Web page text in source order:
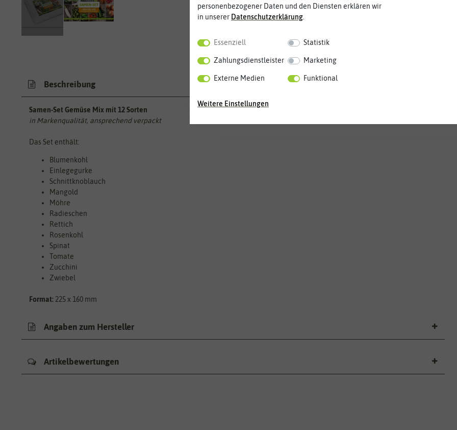
Beschreibung
Samen-Set Gemüse Mix mit 12 Sorten
in Markenqualität, ansprechend verpackt
Das Set enthält:
Blumenkohl
Einlegegurke
Schnittknoblauch
Mangold
Möhre
Radieschen
Rettich
Rosenkohl
Spinat
Tomate
Zucchini
Zwiebel
Format: 225 x 160 mm
Angaben zum Hersteller
Artikelbewertungen
personenbezogener Daten und den Diensten erklären wir
in unserer Daten­schutz­erklärung.
Essenziell Statistik
Zahlungsdienstleister Marketing
Externe Medien Funktional
Weitere Einstellungen